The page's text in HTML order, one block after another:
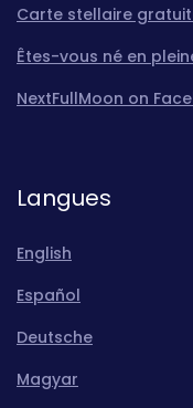
Carte stellaire
Êtes-vous né en
NextFullMoon on
Langues
English
Español
Deutsche
Magyar